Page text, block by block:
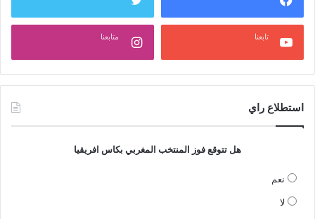
تابعنا متابعنا
استطلاع راي
هل تتوقع فوز المنتخب المغربي بكاس افريقيا
نعم
لا